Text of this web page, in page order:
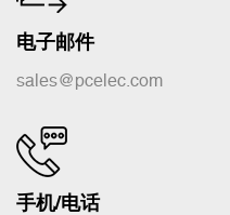
电子邮件
sales@pcelec.com
手机/电话